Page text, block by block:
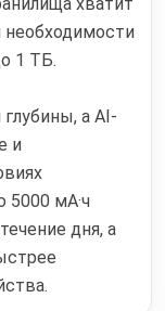
1 ТБ.
а AI-
и
5000 мА·ч
дня, а